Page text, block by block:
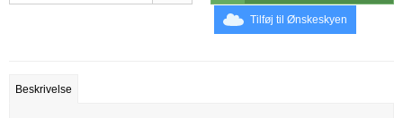
Tilføj til Ønskeskyen
Beskrivelse